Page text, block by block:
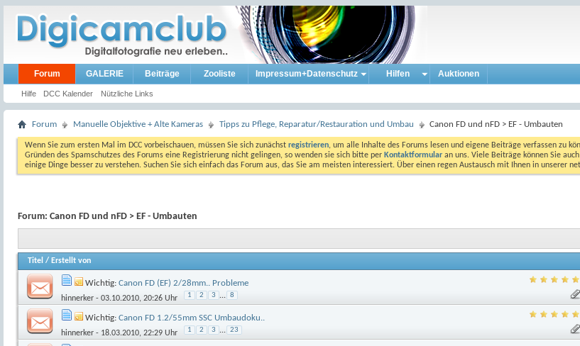
Forum
Hilfe DCC Kalender Nützliche Links
GALERIE Beiträge Zooliste Impressum+Datenschutz Hilfen Auktionen
Forum Manuelle Objektive + Alte Kameras Tipps zu Pflege, Reparatur/Restauration und Umbau Canon FD und nFD > EF - Umbauten
Wenn Sie zum ersten Mal im DCC vorbeischauen, müssen Sie sich zunächst registrieren, um alle Inhalte des Forums lesen und eigene Beiträge verfassen zu
Gründen des Spamschutzes des Forums eine Registrierung nicht gelingen, so wenden sie sich bitte per Kontaktformular an uns. Viele Beiträge können Sie
einige Dinge besser zu verstehen. Suchen Sie sich einfach das Forum aus, das Sie am meisten interessiert. Über einen regen Austausch mit Ihnen in unserer
Forum: Canon FD und nFD > EF - Umbauten
Titel / Erstellt von
Wichtig: Canon FD (EF) 2/28mm.. Probleme
hinnerker - 03.10.2010, 20:26 Uhr 1 2 3 ... 8
Wichtig: Canon FD 1.2/55mm SSC Umbaudoku..
hinnerker - 18.03.2010, 22:29 Uhr 1 2 3 ... 23